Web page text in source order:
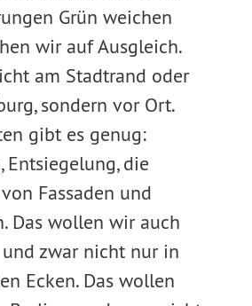
Grün weichen
wir auf Ausgleich.
am Stadtrand oder
sondern vor Ort.
gibt es genug:
Entsiegelung, die
Fassaden und
Das wollen wir auch
zwar nicht nur in
Ecken. Das wollen